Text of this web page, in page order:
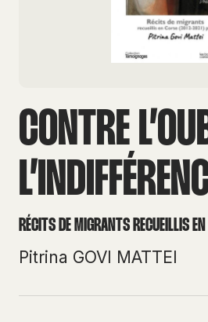
CONTRE
RÉCITS DE MIGRANTS RECUEILLIS
Pitrina GOVI MATTEI